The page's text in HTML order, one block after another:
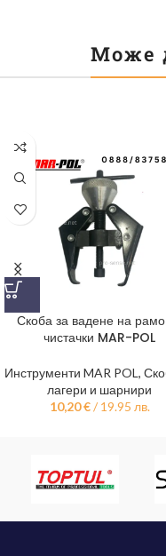
Може
Скоба за вадене на
чистачки MAR-POL
Инструменти MAR POL ,
лагери и шарнири
10,20€ / 19.95 лв.